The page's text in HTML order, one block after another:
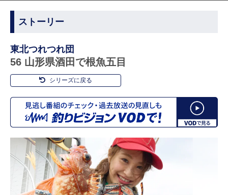
ストーリー
東北つれつれ団
56 山形県酒田で根魚五目
シリーズに戻る